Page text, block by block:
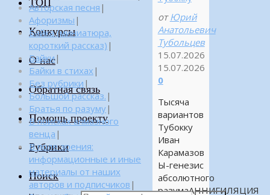
Конкурсы
О нас
Обратная связь
Помощь проекту
Рубрики
Поиск
от Юрий
Анатольевич
Тубольцев
15.07.2026
15.07.2026
0
Тысяча
вариантов
Тубокку
Иван
Карамазов
Ы-генезис
абсолютного
разумаАННИГИЛЯЦИЯ
Авторская песня |
Афоризмы |
Байка (миниатюра,
короткий рассказ) |
Байки|
Байки в стихах |
Без рубрики |
Большой рассказ. |
Братья по разуму|
В поисках алмазного
венца |
В поле зрения:
информационные и иные
материалы от наших
авторов и подписчиков |